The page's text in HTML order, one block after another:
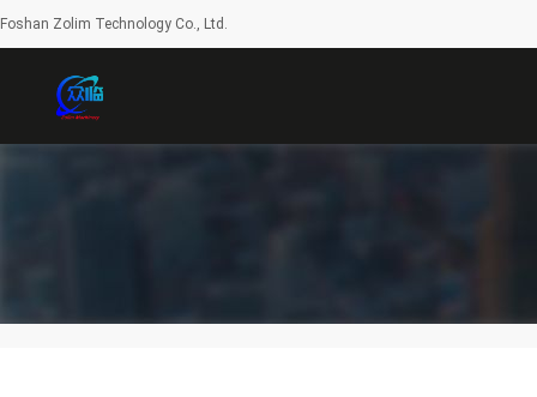
Foshan Zolim Technology Co., Ltd.